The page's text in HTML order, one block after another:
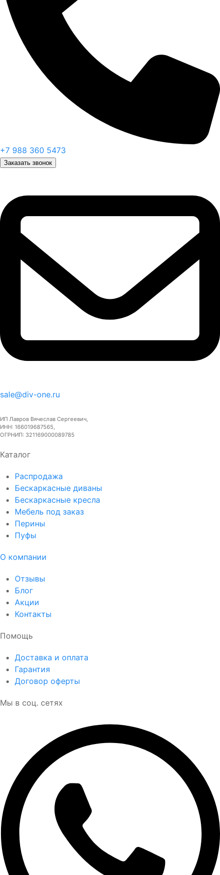
+7 988 360 5473
Заказать звонок
sale@div-one.ru
ИП Лавров Вячеслав Сергеевич,
ИНН: 166019687565,
ОГРНИП: 321169000089785
Каталог
Распродажа
Бескаркасные диваны
Бескаркасные кресла
Мебель под заказ
Перины
Пуфы
О компании
Отзывы
Блог
Акции
Контакты
Помощь
Доставка и оплата
Гарантия
Договор оферты
Мы в соц. сетях